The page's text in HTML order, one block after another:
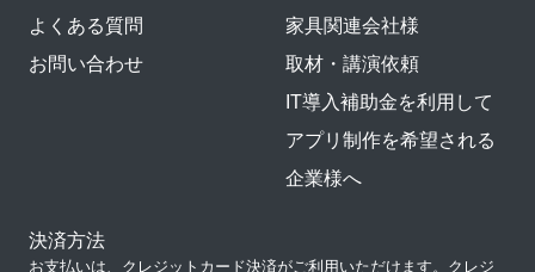
よくある質問
お問い合わせ
家具関連会社様
取材・講演依頼
IT導入補助金を利用して
アプリ制作を希望される
企業様へ
決済方法
お支払いは、クレジットカード決済がご利用いただけます。クレジ